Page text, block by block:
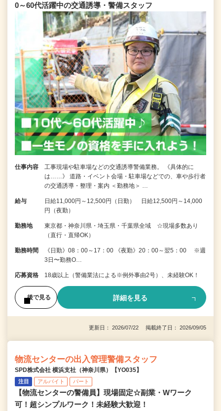
0～60代活躍中の交通誘導・警備スタッフ
仕事内容
工事現場や駐車場などの交通誘導警備業務。 《具体的に
は……》 道路・イベント会場・駐車場などでの、車や歩行者
の交通誘導・整理・案内 ＜勤務地＞ …
給与
日給11,000円～12,500円（日勤） 日給12,500円～14,000
円（夜勤）
勤務地
東京都・神奈川県・埼玉県・千葉県全域 ☆現場多数あり
（直行・直帰OK）
勤務時間
《日勤》08：00～17：00 《夜勤》20：00～翌5：00 ※週
3日〜勤務O…
応募資格 18歳以上（警備業法による※例外事由2号）、未経験OK！
後で見る 詳細を見る
更新日： 2026/07/22 掲載終了日： 2026/09/05
物流センターの出入管理警備スタッフ
SPD株式会社 横浜支社（神奈川県）【YO035】
注目 アルバイト パート
【物流センターの警備員】現場固定☆副業・Wワーク
可！超シンプルワーク！未経験大歓迎！